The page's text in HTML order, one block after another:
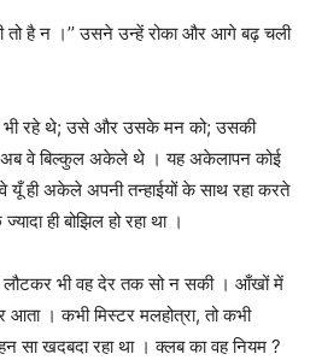
तो है न ।’’उसने उन्हें रोका और आगे बढ़ चली
रहे थे;उसे और उसके मन को;उसकी
वे बिल्कुल अकेले थे । यह अकेलापन कोई
यूँ ही अकेले अपनी तन्हाईयों के साथ रहा करते
ही बोझिल हो रहा था ।
लौटकर भी वह देर तक सो न सकी । आँखों में
आता । कभी मिस्टर मलहोत्रा,तो कभी
सा खदबदा रहा था । क्लब का वह नियम ?